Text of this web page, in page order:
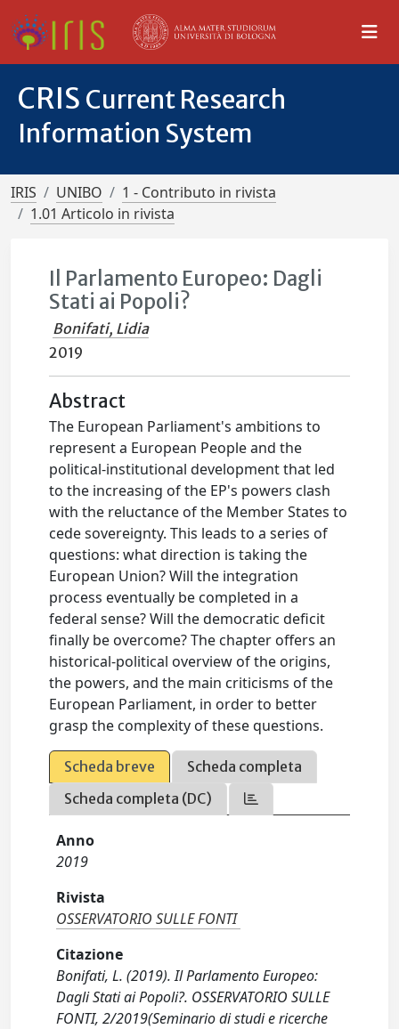
CRIS Current Research
Information System
IRIS UNIBO
1 - Contributo in rivista
1.01 Articolo in rivista
Il Parlamento Europeo: Dagli
Stati ai Popoli?
Bonifati, Lidia
2019
Abstract
The European Parliament's ambitions to
represent a European People and the
political-institutional development that led
to the increasing of the EP's powers clash
with the reluctance of the Member States to
cede sovereignty. This leads to a series of
questions: what direction is taking the
European Union? Will the integration
process eventually be completed in a
federal sense? Will the democratic deficit
finally be overcome? The chapter offers an
historical-political overview of the origins,
the powers, and the main criticisms of the
European Parliament, in order to better
grasp the complexity of these questions.
Scheda breve
Scheda completa
Scheda completa (DC)
Anno
2019
Rivista
OSSERVATORIO SULLE FONTI
Citazione
Bonifati, L. (2019). Il Parlamento Europeo:
Dagli Stati ai Popoli?. OSSERVATORIO SULLE
FONTI, 2/2019(Seminario di studi e ricerche